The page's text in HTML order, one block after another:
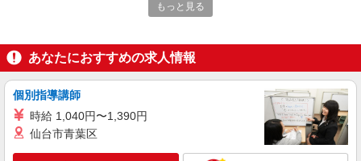
ケンタッキーフライドチキン 幡ヶ谷南口
カウンター・キッチンスタッフ
時給1300円 ＜高校生＞時給1250円
キープ 詳細を見る
もっと見る
あなたにおすすめの求人情報
個別指導講師
時給 1,040円〜1,390円
仙台市青葉区